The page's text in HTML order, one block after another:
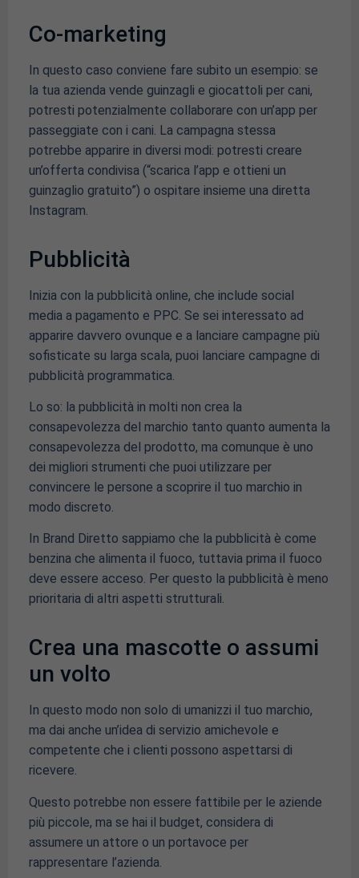
Co-marketing
In questo caso conviene fare subito un esempio: se
la tua azienda vende guinzagli e giocattoli per cani,
potresti potenzialmente collaborare con un’app per
passeggiate con i cani. La campagna stessa
potrebbe apparire in diversi modi: potresti creare
un’offerta condivisa (“scarica l’app e ottieni un
guinzaglio gratuito”) o ospitare insieme una diretta
Instagram.
Pubblicità
Inizia con la pubblicità online, che include social
media a pagamento e PPC. Se sei interessato ad
apparire davvero ovunque e a lanciare campagne più
sofisticate su larga scala, puoi lanciare campagne di
pubblicità programmatica.
Lo so: la pubblicità in molti non crea la
consapevolezza del marchio tanto quanto aumenta la
consapevolezza del prodotto, ma comunque è uno
dei migliori strumenti che puoi utilizzare per
convincere le persone a scoprire il tuo marchio in
modo discreto.
In Brand Diretto sappiamo che la pubblicità è come
benzina che alimenta il fuoco, tuttavia prima il fuoco
deve essere acceso. Per questo la pubblicità è meno
prioritaria di altri aspetti strutturali.
Crea una mascotte o assumi
un volto
In questo modo non solo di umanizzi il tuo marchio,
ma dai anche un’idea di servizio amichevole e
competente che i clienti possono aspettarsi di
ricevere.
Questo potrebbe non essere fattibile per le aziende
più piccole, ma se hai il budget, considera di
assumere un attore o un portavoce per
rappresentare l’azienda.